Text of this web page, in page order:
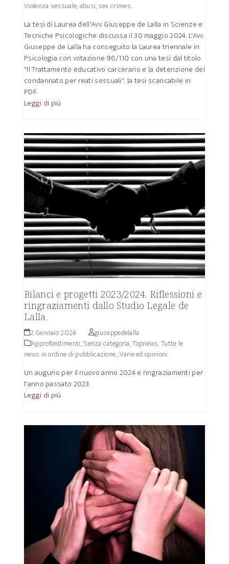
Violenza sessuale, abusi, sex crimes.
La tesi di Laurea dell'Avv. Giuseppe de Lalla in Scienze e
Tecniche Psicologiche discussa il 30 maggio 2024. L'Avv.
Giuseppe de Lalla ha conseguito la Laurea triennale in
Psicologia con votazione 98/110 con una tesi dal titolo
"Il Trattamento educativo carcerario e la detenzione del
condannato per reati sessuali". la tesi scaricabile in
PDF.
Leggi di più
Bilanci e progetti 2023/2024. Riflessioni e
ringraziamenti dallo Studio Legale de
Lalla.
2 Gennaio 2024
giuseppedelalla
Approfondimenti,Senza categoria,Topnews. Tutte le
news in ordine di pubblicazione.,Varie ed opinioni.
Un augurio per il nuovo anno 2024 e ringraziamenti per
l'anno passato 2023.
Leggi di più